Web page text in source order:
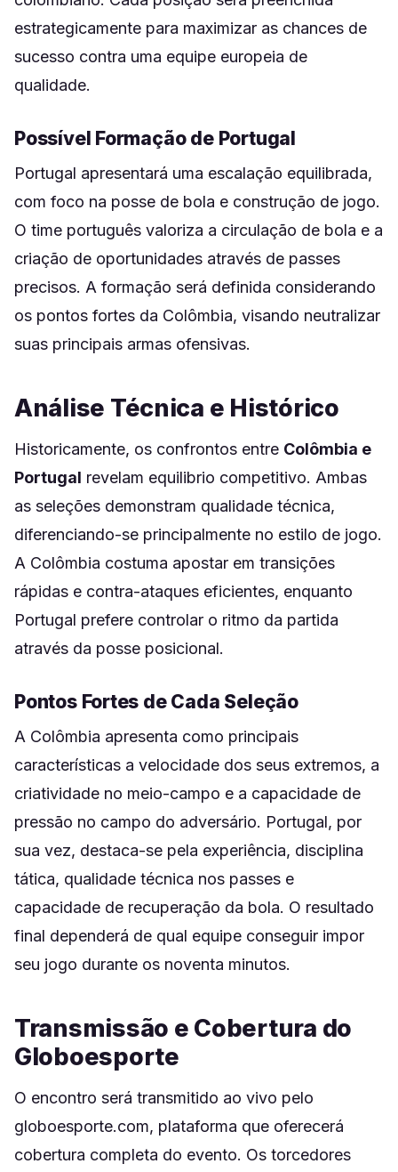
estrategicamente para maximizar as chances de
sucesso contra uma equipe europeia de
qualidade.
Possível Formação de Portugal
Portugal apresentará uma escalação equilibrada,
com foco na posse de bola e construção de jogo.
O time português valoriza a circulação de bola e a
criação de oportunidades através de passes
precisos. A formação será definida considerando
os pontos fortes da Colômbia, visando neutralizar
suas principais armas ofensivas.
Análise Técnica e Histórico
Historicamente, os confrontos entre Colômbia e
Portugal revelam equilibrio competitivo. Ambas
as seleções demonstram qualidade técnica,
diferenciando-se principalmente no estilo de jogo.
A Colômbia costuma apostar em transições
rápidas e contra-ataques eficientes, enquanto
Portugal prefere controlar o ritmo da partida
através da posse posicional.
Pontos Fortes de Cada Seleção
A Colômbia apresenta como principais
características a velocidade dos seus extremos, a
criatividade no meio-campo e a capacidade de
pressão no campo do adversário. Portugal, por
sua vez, destaca-se pela experiência, disciplina
tática, qualidade técnica nos passes e
capacidade de recuperação da bola. O resultado
final dependerá de qual equipe conseguir impor
seu jogo durante os noventa minutos.
Transmissão e Cobertura do
Globoesporte
O encontro será transmitido ao vivo pelo
globoesporte.com, plataforma que oferecerá
cobertura completa do evento. Os torcedores